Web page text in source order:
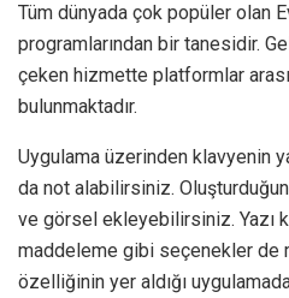
Tüm dünyada çok popüler olan
programlarından bir tanesidir.
çeken hizmette platformlar
bulunmaktadır.
Uygulama üzerinden klavyenin
da not alabilirsiniz.
ve görsel ekleyebilirsiniz. Yazı
maddeleme gibi seçenekler de
özelliğinin yer aldığı